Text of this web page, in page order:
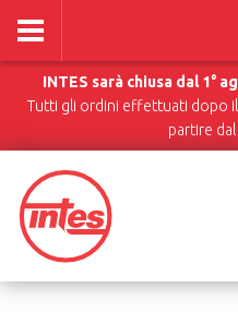
INTES sarà chiusa dal 1°
Tutti gli ordini effettuati dopo
partire